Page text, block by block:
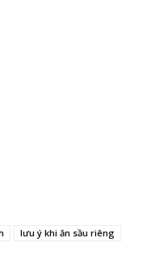
lưu ý khi ăn sầu riêng